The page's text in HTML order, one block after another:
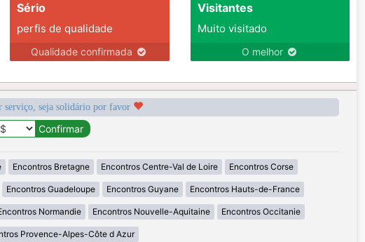
Sério
perfis de qualidade
Qualidade confirmada
Visitantes
Muito visitado
O melhor
serviço, seja solidário por favor
Encontros Bretagne Encontros Centre-Val de Loire Encontros Corse
Encontros Guadeloupe Encontros Guyane Encontros Hauts-de-France
Normandie Encontros Nouvelle-Aquitaine Encontros Occitanie
Provence-Alpes-Côte d Azur